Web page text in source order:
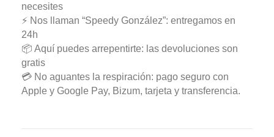
necesites
⚡ Nos llaman “Speedy González”: entregamos en
24h
📦 Aquí puedes arrepentirte: las devoluciones son
gratis
💳 No aguantes la respiración: pago seguro con
Apple y Google Pay, Bizum, tarjeta y transferencia.